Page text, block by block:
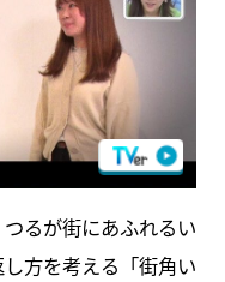
るが街にあふれるい
方を考える「街角い